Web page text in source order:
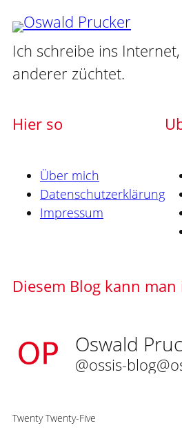
Ich schreibe ins
anderer züchtet.
Hier so
Über mich
Datenschutzerklärung
Impressum
Diesem Blog kann
Oswald
@ossis-
Twenty Twenty-Five